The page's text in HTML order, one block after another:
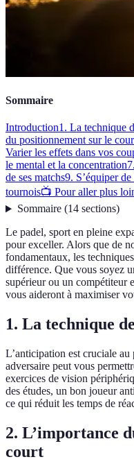
Sommaire
Introduction1. La technique
du positionnement sur le
Varier les effets dans vos
le mental et la concentration
de ses matchs9. S’équiper
tournois📺 Pour aller plus
Sommaire(14 sections)
Le padel, sport en pleine
pour exceller. Alors que de
fondamentaux, les
différence. Que vous soyez
supérieur ou un compétiteur
vous aideront à maximiser
1. La technique
L’anticipation est cruciale
adversaire peut vous
exercices de vision
des études, un bon joueur
ce qui réduit les temps de
2. L’importance
court